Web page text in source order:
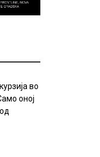
во
оној